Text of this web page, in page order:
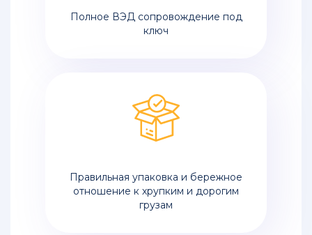
Полное ВЭД сопровождение под
ключ
Правильная упаковка и бережное
отношение к хрупким и дорогим
грузам